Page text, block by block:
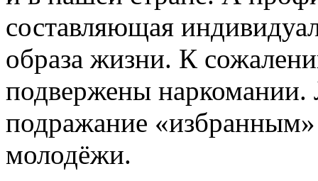
составляющая
образа жизни. К
подвержены
подражание
молодёжи.